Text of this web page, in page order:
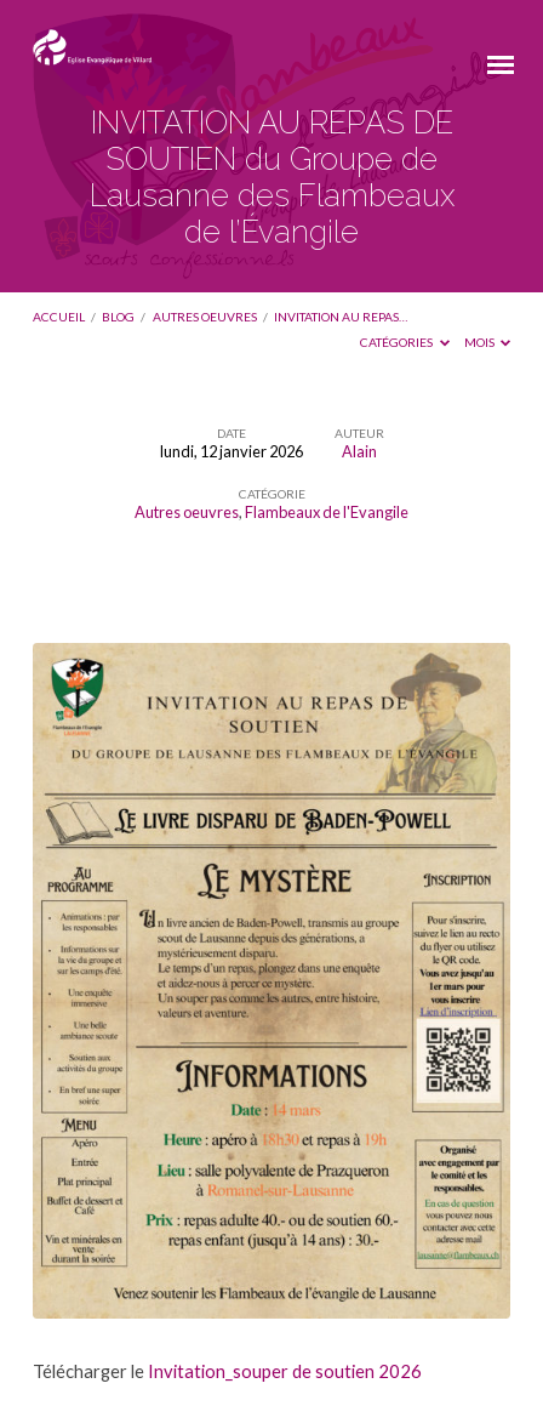
INVITATION AU REPAS DE
SOUTIEN du Groupe de
Lausanne des Flambeaux
de l’Évangile
ACCUEIL / BLOG / AUTRES OEUVRES / INVITATION AU REPAS…
CATÉGORIES
MOIS
du
Groupe
de
Lausanne
des
Flambeaux
de
l’Évangile
DATE
lundi, 12 janvier 2026
AUTEUR
Alain
CATÉGORIE
Autres oeuvres,Flambeaux de l'Evangile
Télécharger le Invitation_souper de soutien 2026